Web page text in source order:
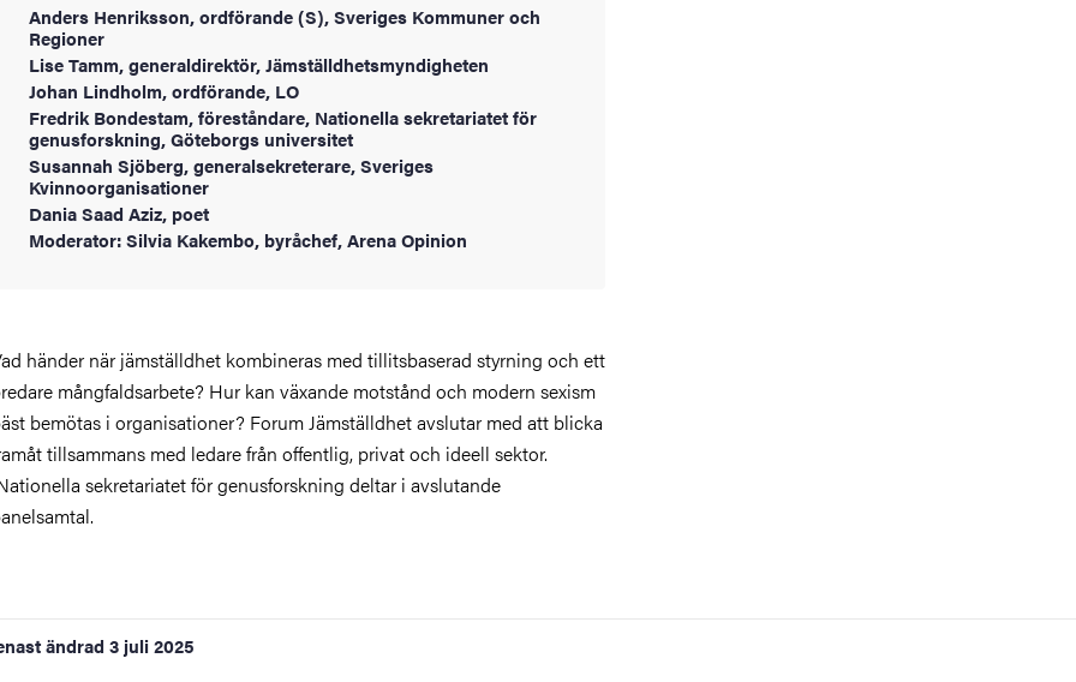
Anders Henriksson, ordförande (S), Sveriges Kommuner och
Regioner
Lise Tamm, generaldirektör, Jämställdhetsmyndigheten
Johan Lindholm, ordförande, LO
Fredrik Bondestam, föreståndare, Nationella sekretariatet för
genusforskning, Göteborgs universitet
Susannah Sjöberg, generalsekreterare, Sveriges
Kvinnoorganisationer
Dania Saad Aziz, poet
Moderator: Silvia Kakembo, byråchef, Arena Opinion
händer när jämställdhet kombineras med tillitsbaserad styrning och ett
mångfaldsarbete? Hur kan växande motstånd och modern sexism
bemötas i organisationer? Forum Jämställdhet avslutar med att blicka
tillsammans med ledare från offentlig, privat och ideell sektor.
sekretariatet för genusforskning deltar i avslutande
ändrad 3 juli 2025